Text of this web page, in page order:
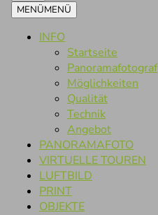
MENÜMENÜ
INFO
Startseite
Panoramafotograf
Möglichkeiten
Qualität
Technik
Angebot
PANORAMAFOTO
VIRTUELLE TOUREN
LUFTBILD
PRINT
OBJEKTE